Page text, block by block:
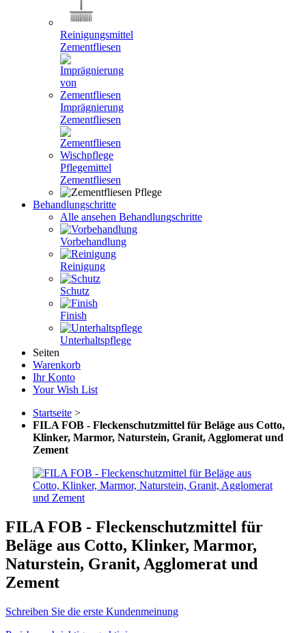
Reinigungsmittel
Zementfliesen
Imprägnierung
Zementfliesen
Pflegemittel
Zementfliesen
Behandlungschritte
Alle ansehen Behandlungschritte
Vorbehandlung
Reinigung
Schutz
Finish
Unterhaltspflege
Seiten
Warenkorb
Ihr Konto
Your Wish List
Startseite >
FILA FOB - Fleckenschutzmittel für Beläge aus Cotto,
Klinker, Marmor, Naturstein, Granit, Agglomerat und
Zement
FILA FOB - Fleckenschutzmittel für
Beläge aus Cotto, Klinker, Marmor,
Naturstein, Granit, Agglomerat und
Zement
Schreiben Sie die erste Kundenmeinung